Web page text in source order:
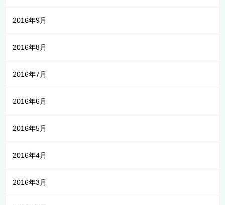
2016年9月
2016年8月
2016年7月
2016年6月
2016年5月
2016年4月
2016年3月